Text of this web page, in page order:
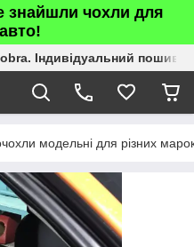
знайшли чохли для
Індивідуальний пошив.
модельні для різних